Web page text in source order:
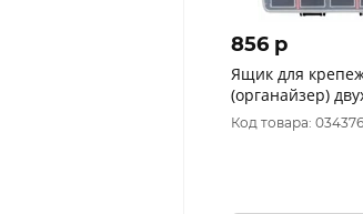
856 p
Ящик для
(органайзер)
( 325х280х85 мм)
Код товара: 034376